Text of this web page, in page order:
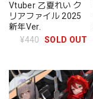
Vtuber 乙夏れい ク
リアファイル 2025
新年Ver.
¥440
SOLD OUT